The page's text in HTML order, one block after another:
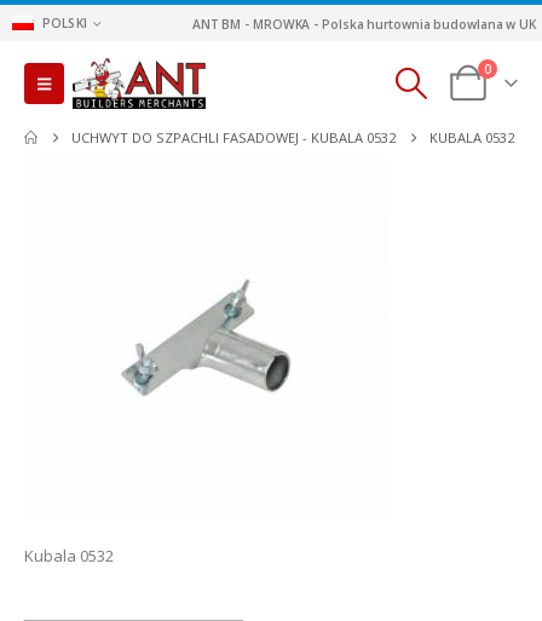
POLSKI ANT BM - MROWKA - Polska hurtownia budowlana w UK
0
UCHWYT DO SZPACHLI FASADOWEJ - KUBALA 0532 KUBALA 0532
Kubala 0532